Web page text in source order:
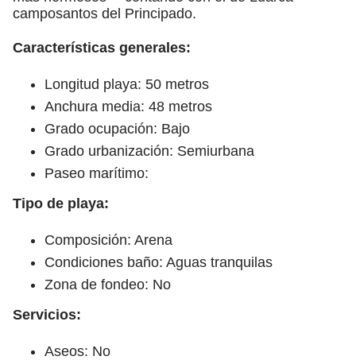
camposantos del Principado.
Características generales:
Longitud playa: 50 metros
Anchura media: 48 metros
Grado ocupación: Bajo
Grado urbanización: Semiurbana
Paseo marítimo:
Tipo de playa:
Composición: Arena
Condiciones baño: Aguas tranquilas
Zona de fondeo: No
Servicios:
Aseos: No